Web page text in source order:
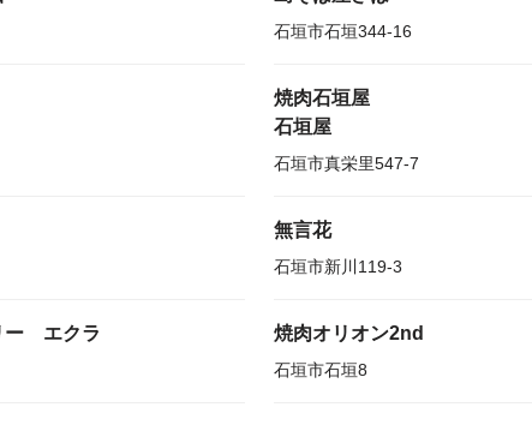
石垣市石垣344-16
焼肉石垣屋
石垣屋
石垣市真栄里547-7
無言花
石垣市新川119-3
ー エクラ 焼肉オリオン2nd
石垣市石垣8